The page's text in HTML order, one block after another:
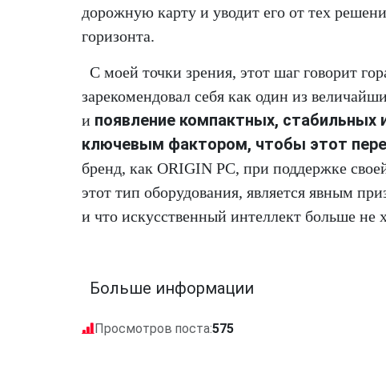
дорожную карту и уводит его от тех
горизонта.
С моей точки зрения, этот шаг говорит
зарекомендовал себя как один из
и появление компактных,
ключевым фактором, чтобы этот
бренд, как ORIGIN PC, при поддержке
этот тип оборудования, является явным
и что искусственный интеллект больше не
Больше информации
Просмотров поста:575